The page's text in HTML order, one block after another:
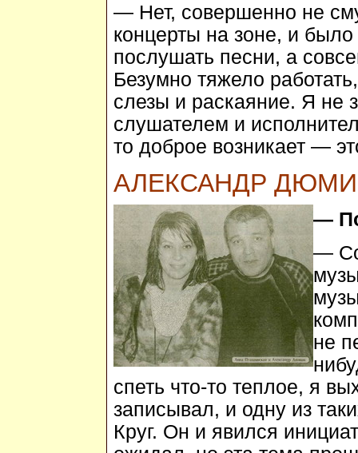
— Нет, совершенно не
концерты на зоне, и
послушать песни, а
Безумно тяжело
слезы и раскаяние. Я не
слушателем и
то доброе возникает —
АЛЕКСАНДР
—
—
не
спеть что-то теплое, я
записывал, и одну из
Круг. Он и явился